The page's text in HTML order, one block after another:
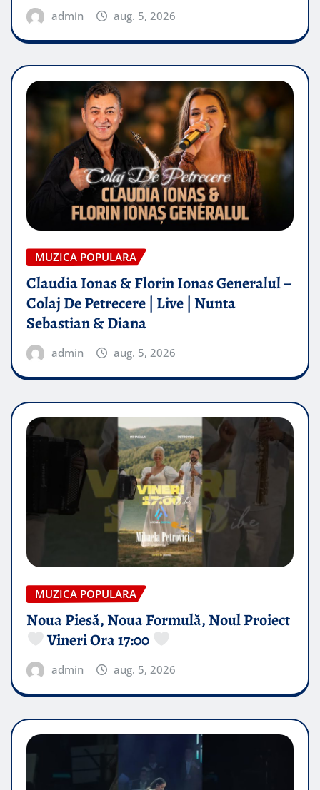
admin aug. 5, 2026
MUZICA POPULARA
Claudia Ionas & Florin Ionas Generalul –
Colaj De Petrecere | Live | Nunta
Sebastian & Diana
admin aug. 5, 2026
MUZICA POPULARA
Noua Piesă, Noua Formulă, Noul Proiect
Vineri Ora 17:00
admin aug. 5, 2026